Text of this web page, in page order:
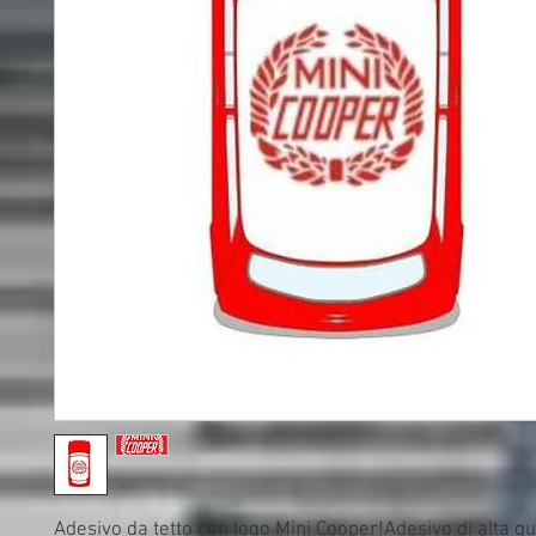
Adesivo da tetto con logo Mini Cooper!Adesivo di alta